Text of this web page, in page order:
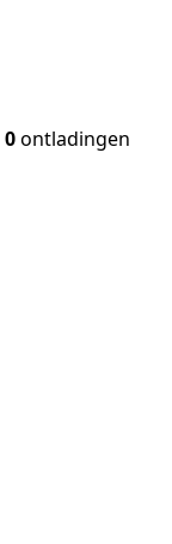
0ontladingen